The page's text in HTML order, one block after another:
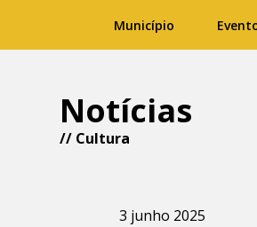
Município
Notícias
// Cultura
3 junho 2025